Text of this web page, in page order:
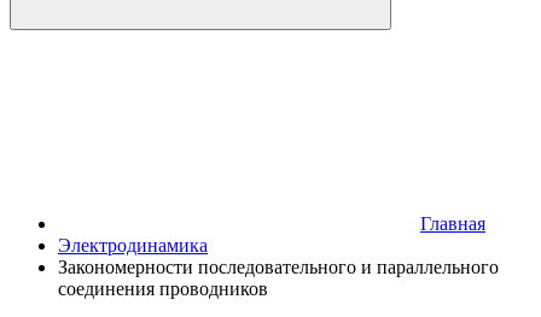
Главная
Электродинамика
Закономерности последовательного и параллельного
соединения проводников